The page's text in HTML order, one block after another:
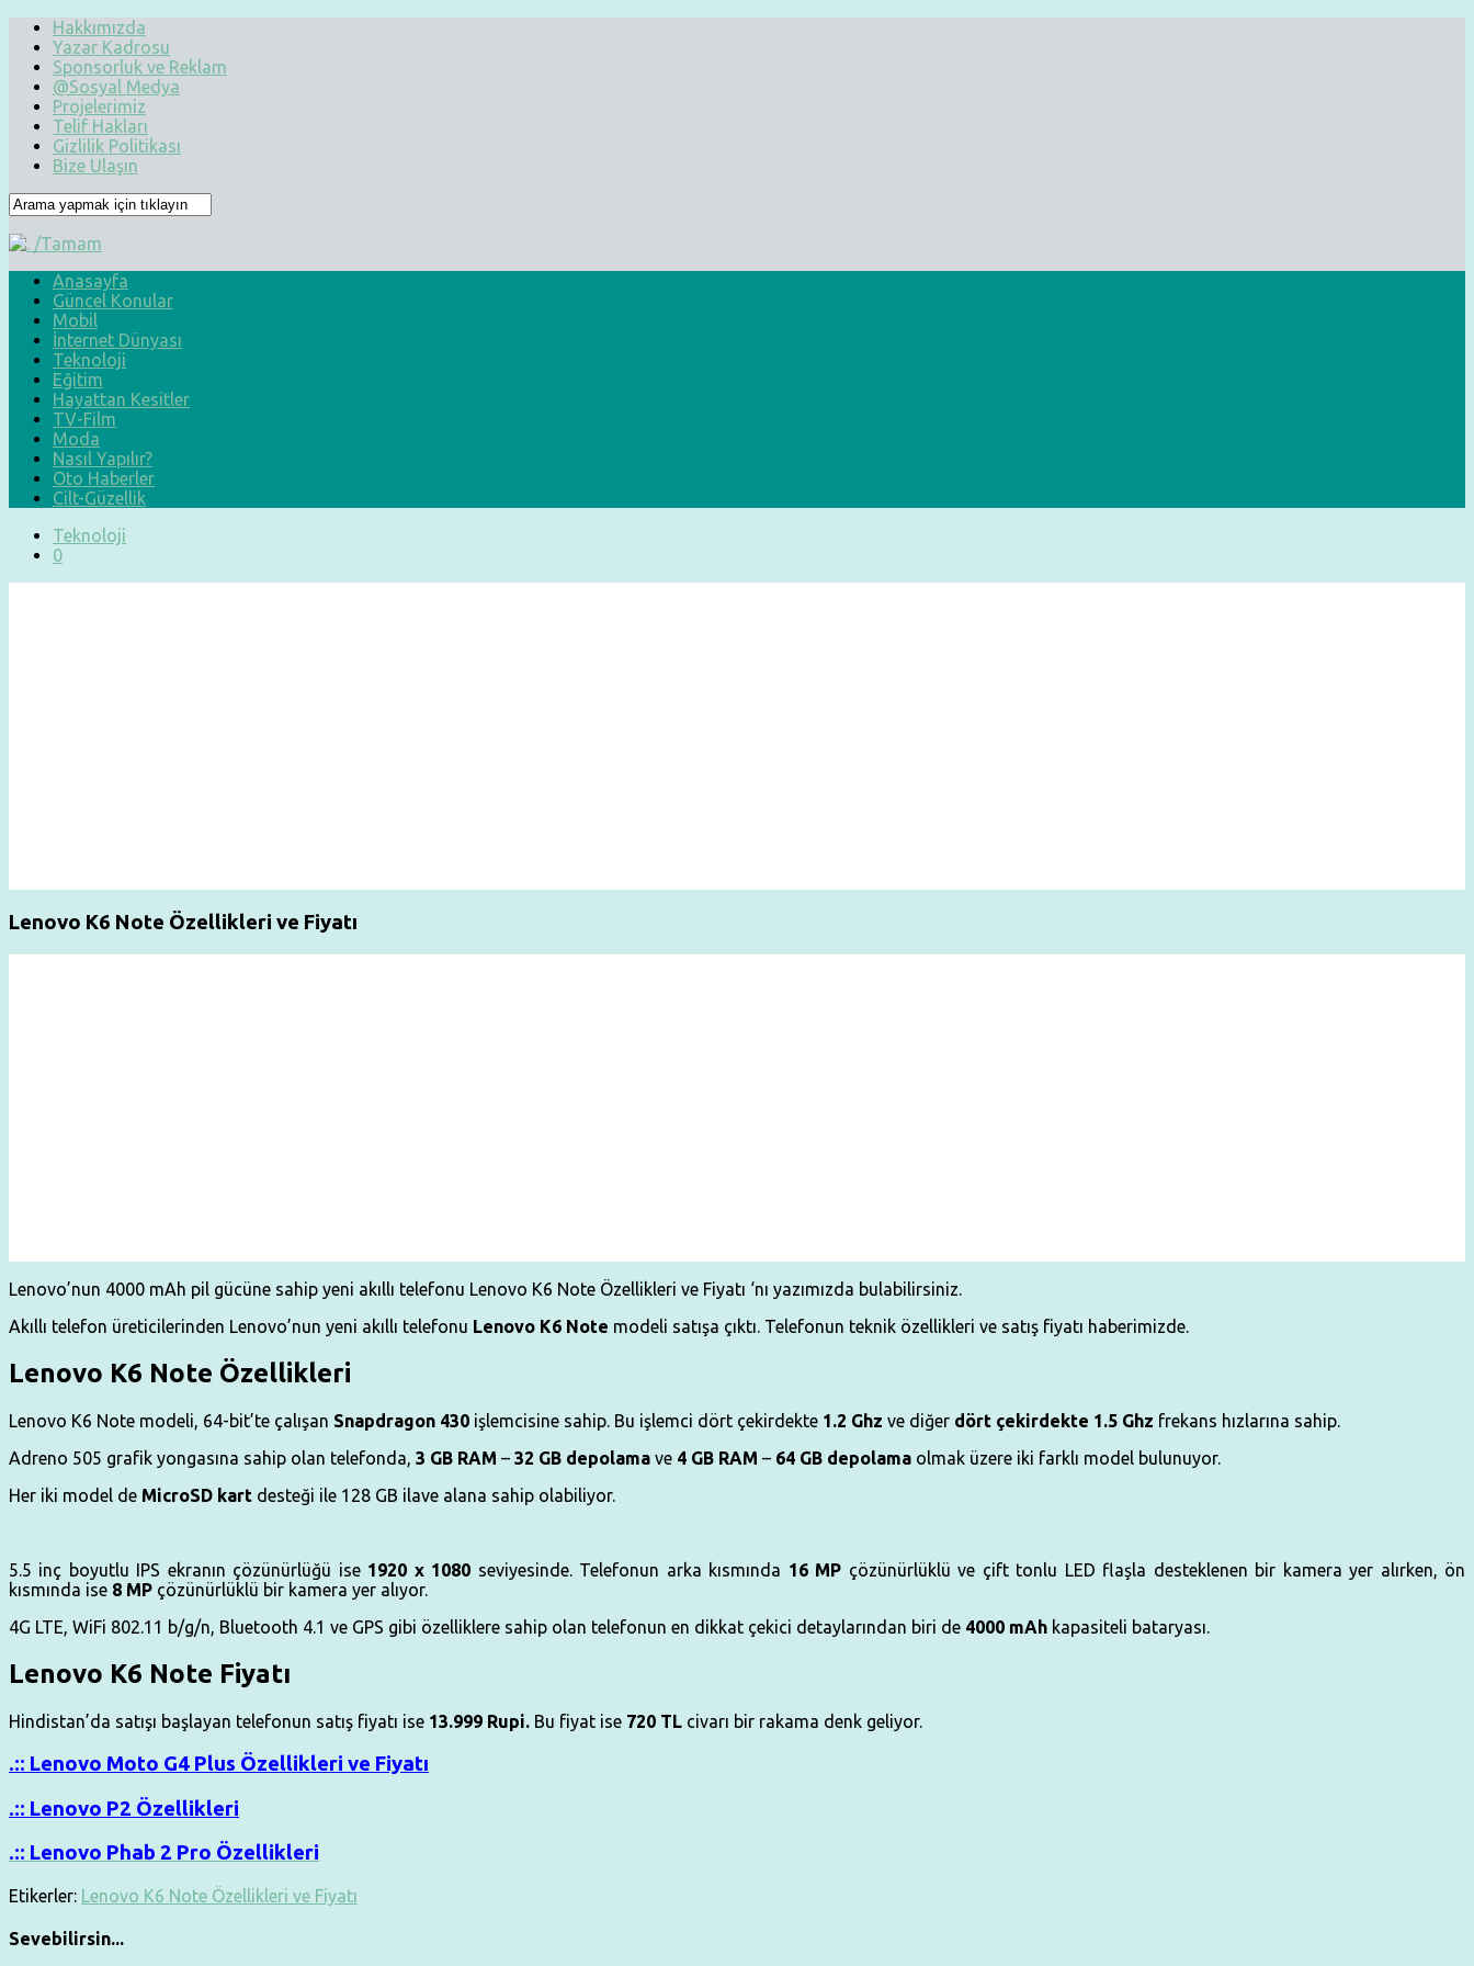
Hakkımızda
Yazar Kadrosu
Sponsorluk ve Reklam
@Sosyal Medya
Projelerimiz
Telif Hakları
Gizlilik Politikası
Bize Ulaşın
Anasayfa
Güncel Konular
Mobil
İnternet Dünyası
Teknoloji
Eğitim
Hayattan Kesitler
TV-Film
Moda
Nasıl Yapılır?
Oto Haberler
Cilt-Güzellik
Teknoloji
0
Lenovo K6 Note Özellikleri ve Fiyatı
Lenovo’nun 4000 mAh pil gücüne sahip yeni akıllı telefonu Lenovo K6 Note Özellikleri ve Fiyatı ‘nı yazımızda bulabilirsiniz.
Akıllı telefon üreticilerinden Lenovo’nun yeni akıllı telefonu Lenovo K6 Note modeli satışa çıktı. Telefonun teknik özellikleri ve satış fiyatı haberimizde.
Lenovo K6 Note Özellikleri
Lenovo K6 Note modeli, 64-bit’te çalışan Snapdragon 430 işlemcisine sahip. Bu işlemci dört çekirdekte 1.2 Ghz ve diğer dört çekirdekte 1.5 Ghz frekans hızlarına sahip.
Adreno 505 grafik yongasına sahip olan telefonda, 3 GB RAM – 32 GB depolama ve 4 GB RAM – 64 GB depolama olmak üzere iki farklı model bulunuyor.
Her iki model de MicroSD kart desteği ile 128 GB ilave alana sahip olabiliyor.
5.5 inç boyutlu IPS ekranın çözünürlüğü ise 1920 x 1080 seviyesinde. Telefonun arka kısmında 16 MP çözünürlüklü ve çift tonlu LED flaşla desteklenen bir kamera yer alırken, ön
kısmında ise 8 MP çözünürlüklü bir kamera yer alıyor.
4G LTE, WiFi 802.11 b/g/n, Bluetooth 4.1 ve GPS gibi özelliklere sahip olan telefonun en dikkat çekici detaylarından biri de 4000 mAh kapasiteli bataryası.
Lenovo K6 Note Fiyatı
Hindistan’da satışı başlayan telefonun satış fiyatı ise 13.999 Rupi. Bu fiyat ise 720 TL civarı bir rakama denk geliyor.
.:: Lenovo Moto G4 Plus Özellikleri ve Fiyatı
.:: Lenovo P2 Özellikleri
.:: Lenovo Phab 2 Pro Özellikleri
Etikerler: Lenovo K6 Note Özellikleri ve Fiyatı
Sevebilirsin...